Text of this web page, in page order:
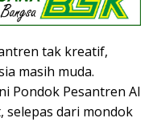
tak kreatif,
masih muda.
Pondok Pesantren Al
selepas dari mondok